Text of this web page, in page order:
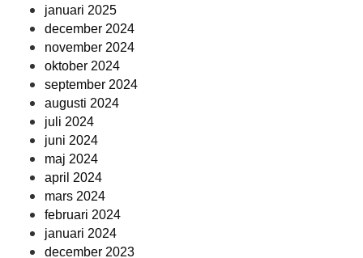
januari 2025
december 2024
november 2024
oktober 2024
september 2024
augusti 2024
juli 2024
juni 2024
maj 2024
april 2024
mars 2024
februari 2024
januari 2024
december 2023